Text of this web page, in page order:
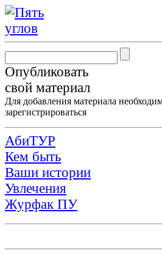
Опубликовать
свой материал
Для добавления материала
зарегистрироваться
АбиТУР
Кем быть
Ваши истории
Увлечения
Журфак ПУ